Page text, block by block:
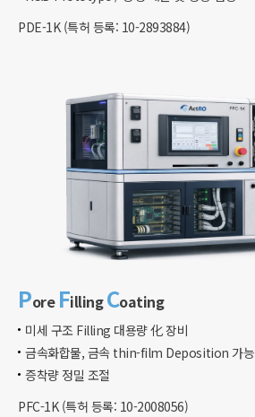
PDE-1K (특허 등록: 10-2893884)​
Pore FillingCoating
미세 구조 Filling 대용량 化 장비​​
금속화합물, 금속 thin-film Deposition 가능​​
증착량 정밀 조절​
PFC-1K (특허 등록: 10-2008056)​